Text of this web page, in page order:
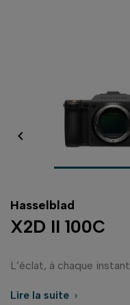

Hasselblad
X2D II 100C
L’éclat, à chaque instant
Lire la suite 